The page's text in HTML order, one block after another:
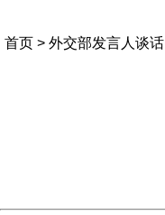
首页 > 外交部发言人谈话